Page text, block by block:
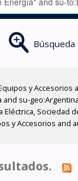
Búsqueda
y Accesorios
su-
y Accesorios and